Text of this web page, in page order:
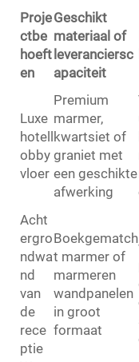
Proje
ctbe
hoeft
en
Geschikt
materiaal of
leveranciersc
apaciteit
Luxe
hotell
obby
vloer
Premium
marmer,
kwartsiet of
graniet met
een geschikte
afwerking
Acht
ergro
ndwa
nd
van
de
rece
ptie
Boekgematch
t marmer of
marmeren
wandpanelen
in groot
formaat